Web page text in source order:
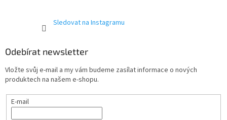
Sledovat na Instagramu
Odebírat newsletter
Vložte svůj e-mail a my vám budeme zasílat informace o nových
produktech na našem e-shopu.
E-mail